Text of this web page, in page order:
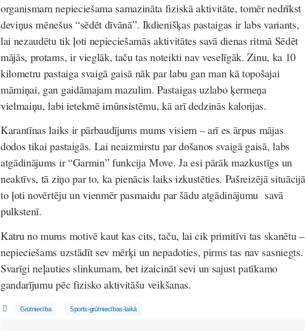
organismam nepieciešama samazināta fiziskā aktivitāte, tomēr nedrīkst
deviņus mēnešus “sēdēt dīvānā”. Ikdienišķas pastaigas ir labs variants,
lai nezaudētu tik ļoti nepieciešamās aktivitātes savā dienas ritmā Sēdēt
mājās, protams, ir vieglāk, taču tas noteikti nav veselīgāk. Zinu, ka 10
kilometru pastaiga svaigā gaisā nāk par labu gan man kā topošajai
māmiņai, gan gaidāmajam mazulim. Pastaigas uzlabo ķermeņa
vielmaiņu, labi ietekmē imūnsistēmu, kā arī dedzinās kalorijas.
Karantīnas laiks ir pārbaudījums mums visiem – arī es ārpus mājas
dodos tikai pastaigās. Lai neaizmirstu par došanos svaigā gaisā, labs
atgādinājums ir “Garmin” funkcijaMove. Ja esi pārāk mazkustīgs un
neaktīvs, tā ziņo par to, ka pienācis laiks izkustēties. Pašreizējā situācijā
to ļoti novērtēju un vienmēr pasmaidu par šādu atgādinājumu savā
pulkstenī.
Katru no mums motivē kaut kas cits, taču, lai cik primitīvi tas skanētu –
nepieciešams uzstādīt sev mērķi un nepadoties, pirms tas nav sasniegts.
Svarīgi neļauties slinkumam, bet izaicināt sevi un sajust patīkamo
gandarījumu pēc fizisko aktivitāšu veikšanas.
Grūtniecība Sports-grūtniecības-laikā